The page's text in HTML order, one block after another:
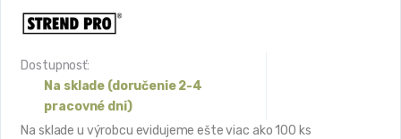
Dostupnosť:
Na sklade (doručenie 2-4
pracovné dni)
Na sklade u výrobcu evidujeme ešte viac ako 100 ks